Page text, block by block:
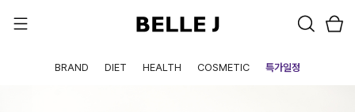
BRAND DIET HEALTH COSMETIC 특가일정